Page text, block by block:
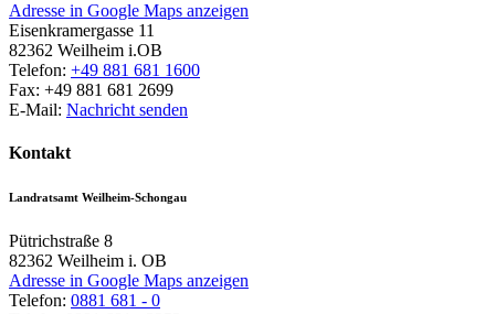
Adresse in Google Maps anzeigen
Eisenkramergasse 11
82362 Weilheim i.OB
Telefon: +49 881 681 1600
Fax: +49 881 681 2699
E-Mail: Nachricht senden
Kontakt
Landratsamt Weilheim-Schongau
Pütrichstraße 8
82362 Weilheim i. OB
Adresse in Google Maps anzeigen
Telefon: 0881 681 - 0